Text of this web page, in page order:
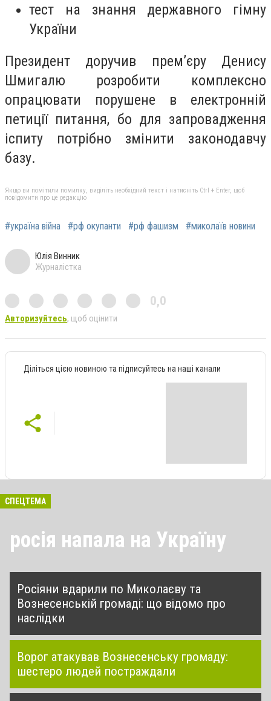
тест на знання державного гімну
України
Президент доручив прем’єру Денису
Шмигалю розробити комплексно
опрацювати порушене в електронній
петиції питання, бо для запровадження
іспиту потрібно змінити законодавчу
базу.
Якщо ви помітили помилку, виділіть необхідний текст і натисніть Ctrl + Enter, щоб
повідомити про це редакцію
#україна війна #рф окупанти #рф фашизм #миколаїв новини
Юлія Винник
Журналістка
0,0
Авторизуйтесь, щоб оцінити
Діліться цією новиною та підписуйтесь на наші канали
СПЕЦТЕМА
росія напала на Україну
Росіяни вдарили по Миколаєву та
Вознесенській громаді: що відомо про
наслідки
Ворог атакував Вознесенську громаду:
шестеро людей постраждали